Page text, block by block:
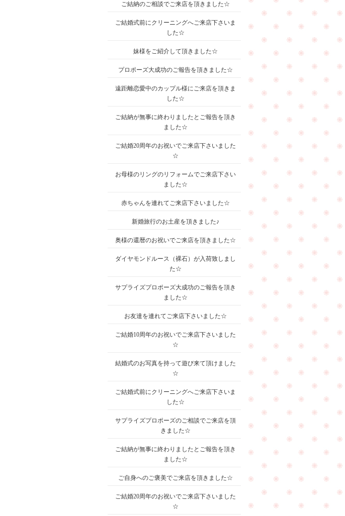
ご結納のご相談でご来店を頂きました☆
ご結婚式前にクリーニングへご来店下さいま
した☆
妹様をご紹介して頂きました☆
プロポーズ大成功のご報告を頂きました☆
遠距離恋愛中のカップル様にご来店を頂きま
した☆
ご結納が無事に終わりましたとご報告を頂き
ました☆
ご結婚20周年のお祝いでご来店下さいました
☆
お母様のリングのリフォームでご来店下さい
ました☆
赤ちゃんを連れてご来店下さいました☆
新婚旅行のお土産を頂きました♪
奥様の還暦のお祝いでご来店を頂きました☆
ダイヤモンドルース（裸石）が入荷致しまし
た☆
サプライズプロポーズ大成功のご報告を頂き
ました☆
お友達を連れてご来店下さいました☆
ご結婚10周年のお祝いでご来店下さいました
☆
結婚式のお写真を持って遊び来て頂けました
☆
ご結婚式前にクリーニングへご来店下さいま
した☆
サプライズプロポーズのご相談でご来店を頂
きました☆
ご結納が無事に終わりましたとご報告を頂き
ました☆
ご自身へのご褒美でご来店を頂きました☆
ご結婚20周年のお祝いでご来店下さいました
☆